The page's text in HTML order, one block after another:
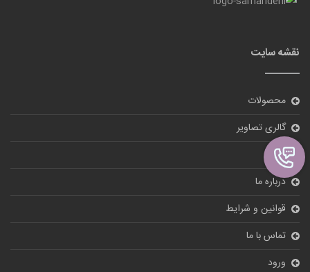
نقشه سایت
محصولات
گالری تصاویر
بلاگ
درباره ما
قوانین و شرایط
تماس با ما
ورود